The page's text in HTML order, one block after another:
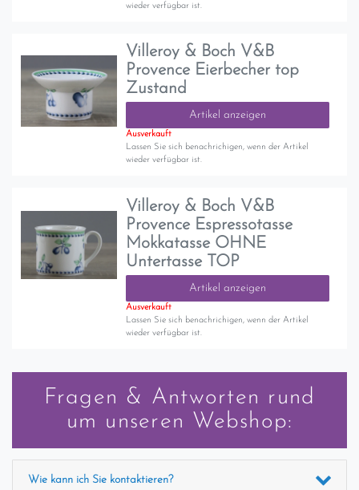
wieder verfügbar ist.
Villeroy & Boch V&B
Provence Eierbecher top
Zustand
Artikel anzeigen
Ausverkauft
Lassen Sie sich benachrichigen, wenn der Artikel
wieder verfügbar ist.
Villeroy & Boch V&B
Provence Espressotasse
Mokkatasse OHNE
Untertasse TOP
Artikel anzeigen
Ausverkauft
Lassen Sie sich benachrichigen, wenn der Artikel
wieder verfügbar ist.
Fragen & Antworten rund
um unseren Webshop:
Wie kann ich Sie kontaktieren?